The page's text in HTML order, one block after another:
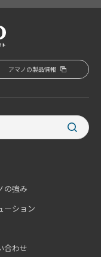
アマノの製品情報
の強み
ーション
合わせ